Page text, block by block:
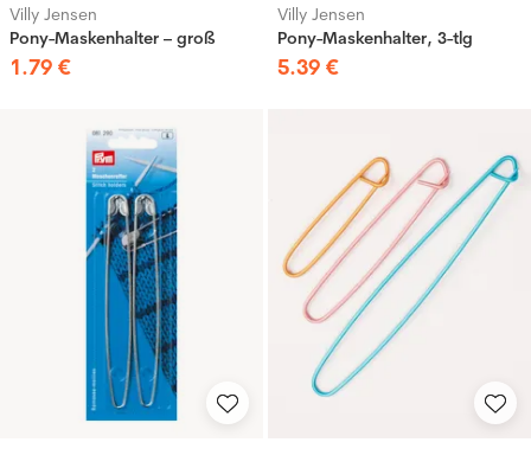
Villy Jensen
Pony-Maskenhalter – groß
1.79 €
Villy Jensen
Pony-Maskenhalter, 3-tlg
5.39 €